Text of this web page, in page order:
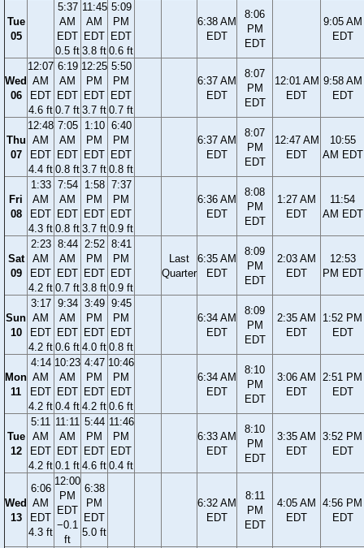
Tue
05
5:37
AM
EDT
0.5 ft
11:45
AM
EDT
3.8 ft
5:09
PM
EDT
0.6 ft
6:38 AM
EDT
8:06
PM
EDT
9:05 AM
EDT
Wed
06
12:07
AM
EDT
4.6 ft
6:19
AM
EDT
0.7 ft
12:25
PM
EDT
3.7 ft
5:50
PM
EDT
0.7 ft
6:37 AM
EDT
8:07
PM
EDT
12:01 AM
EDT
9:58 AM
EDT
Thu
07
12:48
AM
EDT
4.4 ft
7:05
AM
EDT
0.8 ft
1:10
PM
EDT
3.7 ft
6:40
PM
EDT
0.8 ft
6:37 AM
EDT
8:07
PM
EDT
12:47 AM
EDT
10:55
AM EDT
Fri
08
1:33
AM
EDT
4.3 ft
7:54
AM
EDT
0.8 ft
1:58
PM
EDT
3.7 ft
7:37
PM
EDT
0.9 ft
6:36 AM
EDT
8:08
PM
EDT
1:27 AM
EDT
11:54
AM EDT
Sat
09
2:23
AM
EDT
4.2 ft
8:44
AM
EDT
0.7 ft
2:52
PM
EDT
3.8 ft
8:41
PM
EDT
0.9 ft
Last
Quarter
6:35 AM
EDT
8:09
PM
EDT
2:03 AM
EDT
12:53
PM EDT
Sun
10
3:17
AM
EDT
4.2 ft
9:34
AM
EDT
0.6 ft
3:49
PM
EDT
4.0 ft
9:45
PM
EDT
0.8 ft
6:34 AM
EDT
8:09
PM
EDT
2:35 AM
EDT
1:52 PM
EDT
Mon
11
4:14
AM
EDT
4.2 ft
10:23
AM
EDT
0.4 ft
4:47
PM
EDT
4.2 ft
10:46
PM
EDT
0.6 ft
6:34 AM
EDT
8:10
PM
EDT
3:06 AM
EDT
2:51 PM
EDT
Tue
12
5:11
AM
EDT
4.2 ft
11:11
AM
EDT
0.1 ft
5:44
PM
EDT
4.6 ft
11:46
PM
EDT
0.4 ft
6:33 AM
EDT
8:10
PM
EDT
3:35 AM
EDT
3:52 PM
EDT
Wed
13
6:06
AM
EDT
4.3 ft
12:00
PM
EDT
−0.1
ft
6:38
PM
EDT
5.0 ft
6:32 AM
EDT
8:11
PM
EDT
4:05 AM
EDT
4:56 PM
EDT